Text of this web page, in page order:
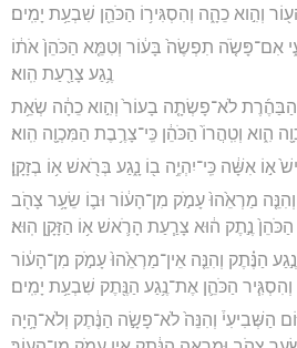
וְהִ֣וא כֵהָ֑ה וְהִסְגִּיר֥וֹ הַכֹּהֵ֖ן שִׁבְעַ֥ת יָמִֽים׃
אִם־פָּשֹׂ֤ה תִפְשֶׂה֙ בָּע֔וֹר וְטִמֵּ֤א הַכֹּהֵן֙ אֹת֔וֹ
נֶ֥גַע צָרַ֖עַת הִֽוא׃
לֹא־פָשְׂתָ֤ה בָעוֹר֙ וְהִ֣וא כֵהָ֔ה שְׂאֵ֥ת
הִ֑וא וְטִֽהֲרוֹ֙ הַכֹּהֵ֔ן כִּֽי־צָרֶ֥בֶת הַמִּכְוָ֖ה הִֽוא׃
א֣וֹ אִשָּׁ֔ה כִּֽי־יִהְיֶ֥ה ב֖וֹ נָ֑גַע בְּרֹ֖אשׁ א֥וֹ בְזָקָֽן׃
מַרְאֵ֙הוּ֙ עָמֹ֣ק מִן־הָע֔וֹר וּב֛וֹ שֵׂעָ֥ר צָהֹ֖ב
נֶ֣תֶק ה֔וּא צָרַ֧עַת הָרֹ֛אשׁ א֥וֹ הַזָּקָ֖ן הֽוּא׃
הַנֶּ֗תֶק וְהִנֵּ֤ה אֵין־מַרְאֵ֙הוּ֙ עָמֹ֣ק מִן־הָע֔וֹר
הַכֹּהֵ֛ן אֶת־נֶ֥גַע הַנֶּ֖תֶק שִׁבְעַ֥ת יָמִֽים׃
הַשְּׁבִיעִי֒ וְהִנֵּה֙ לֹא־פָשָׂ֣ה הַנֶּ֔תֶק וְלֹא־הָ֥יָה